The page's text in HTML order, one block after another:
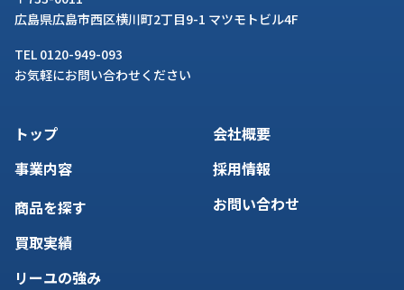
広島県広島市西区横川町2丁目9-1 マツモトビル4F
TEL 0120-949-093
お気軽にお問い合わせください
トップ
事業内容
商品を探す
買取実績
リーユの強み
会社概要
採用情報
お問い合わせ